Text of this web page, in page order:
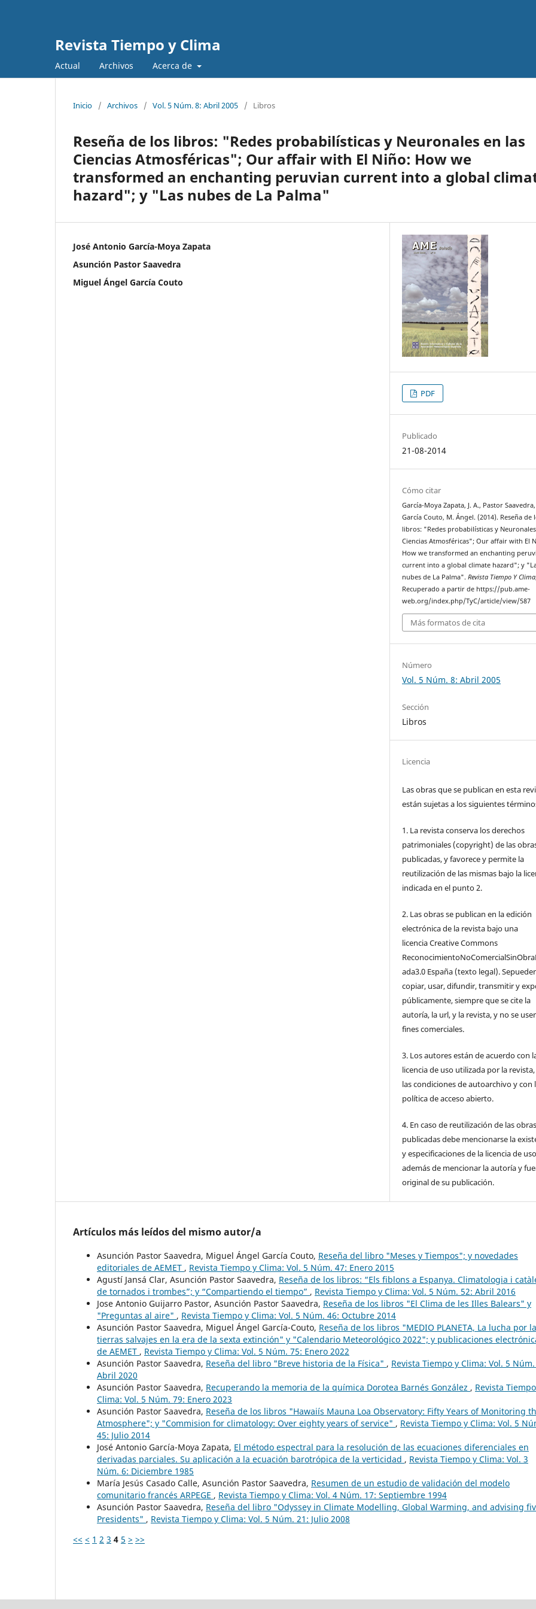
Revista Tiempo y Clima
Actual Archivos Acerca de
Inicio / Archivos / Vol. 5 Núm. 8: Abril 2005 / Libros
Reseña de los libros: "Redes probabilísticas y Neuronales en las
Ciencias Atmosféricas"; Our affair with El Niño: How we
transformed an enchanting peruvian current into a global
hazard"; y "Las nubes de La Palma"
José Antonio García-Moya Zapata
Asunción Pastor Saavedra
Miguel Ángel García Couto
PDF
Publicado
21-08-2014
Cómo citar
García-Moya Zapata, J. A., Pastor
García Couto, M. Ángel. (2014). Reseña de
libros: "Redes probabilísticas y
Ciencias Atmosféricas"; Our affair with El
How we transformed an enchanting
current into a global climate hazard"; y
nubes de La Palma".Revista Tiempo Y Clima
Recuperado a partir de https://pub.ame-
web.org/index.php/TyC/article/view/587
Más formatos de cita
Número
Vol. 5 Núm. 8: Abril 2005
Sección
Libros
Licencia
Las obras que se publican en esta
están sujetas a los siguientes
1. La revista conserva los derechos
patrimoniales (copyright) de las
publicadas, y favorece y permite la
reutilización de las mismas bajo la
indicada en el punto 2.
2. Las obras se publican en la edición
electrónica de la revista bajo una
licencia Creative Commons
ada3.0 España (texto legal).
copiar, usar, difundir, transmitir y
públicamente, siempre que se cite la
autoría, la url, y la revista, y no se
fines comerciales.
3. Los autores están de acuerdo con
licencia de uso utilizada por la
las condiciones de autoarchivo y con
política de acceso abierto.
4. En caso de reutilización de las obras
publicadas debe mencionarse la
y especificaciones de la licencia de uso
además de mencionar la autoría y
original de su publicación.
Artículos más leídos del mismo autor/a
Asunción Pastor Saavedra, Miguel Ángel García Couto, Reseña del libro "Meses y Tiempos"; y novedades
editoriales de AEMET , Revista Tiempo y Clima: Vol. 5 Núm. 47: Enero 2015
Agustí Jansá Clar, Asunción Pastor Saavedra, Reseña de los libros: “Els fiblons a Espanya. Climatologia i
de tornados i trombes”; y “Compartiendo el tiempo” , Revista Tiempo y Clima: Vol. 5 Núm. 52: Abril 2016
Jose Antonio Guijarro Pastor, Asunción Pastor Saavedra, Reseña de los libros "El Clima de les Illes Balears" y
"Preguntas al aire" , Revista Tiempo y Clima: Vol. 5 Núm. 46: Octubre 2014
Asunción Pastor Saavedra, Miguel Ángel García-Couto, Reseña de los libros "MEDIO PLANETA, La lucha por
tierras salvajes en la era de la sexta extinción" y "Calendario Meteorológico 2022"; y publicaciones
de AEMET , Revista Tiempo y Clima: Vol. 5 Núm. 75: Enero 2022
Asunción Pastor Saavedra, Reseña del libro "Breve historia de la Física" , Revista Tiempo y Clima: Vol. 5
Abril 2020
Asunción Pastor Saavedra, Recuperando la memoria de la química Dorotea Barnés González , Revista
Clima: Vol. 5 Núm. 79: Enero 2023
Asunción Pastor Saavedra, Reseña de los libros "Hawaiís Mauna Loa Observatory: Fifty Years of Monitoring
Atmosphere"; y "Commision for climatology: Over eighty years of service" , Revista Tiempo y Clima: Vol. 5
45: Julio 2014
José Antonio García-Moya Zapata, El método espectral para la resolución de las ecuaciones diferenciales en
derivadas parciales. Su aplicación a la ecuación barotrópica de la verticidad , Revista Tiempo y Clima: Vol. 3
Núm. 6: Diciembre 1985
María Jesús Casado Calle, Asunción Pastor Saavedra, Resumen de un estudio de validación del modelo
comunitario francés ARPEGE , Revista Tiempo y Clima: Vol. 4 Núm. 17: Septiembre 1994
Asunción Pastor Saavedra, Reseña del libro "Odyssey in Climate Modelling, Global Warming, and advising
Presidents" , Revista Tiempo y Clima: Vol. 5 Núm. 21: Julio 2008
<< < 1 2 3 4 5 > >>